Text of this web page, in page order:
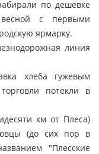
по дешевке
с первыми
ярмарку.
линия
хлеба гужевым
потекли в
км от Плеса)
(до сих пор в
"Плесские